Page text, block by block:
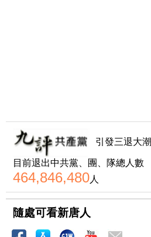
引發三退大潮
目前退出中共黨、團、隊總人數
464,846,480人
隨處可看新唐人